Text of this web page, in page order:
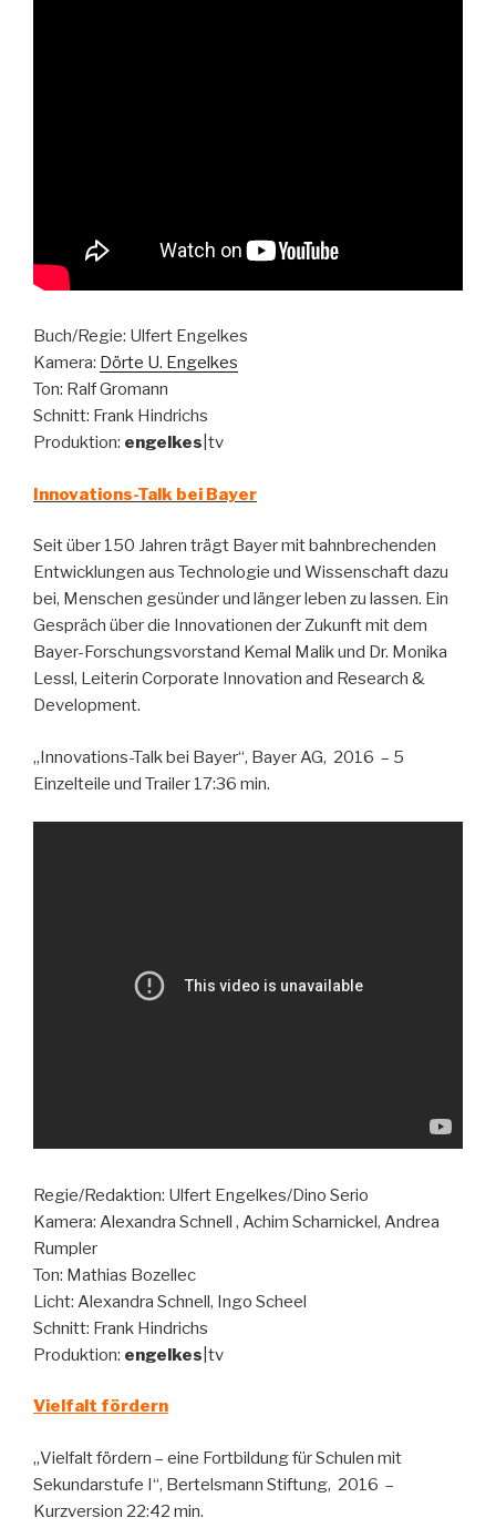
Buch/Regie: Ulfert Engelkes
Kamera: Dörte U. Engelkes
Ton: Ralf Gromann
Schnitt: Frank Hindrichs
Produktion: engelkes |tv
Innovations-Talk bei Bayer
Seit über 150 Jahren trägt Bayer mit bahnbrechenden
Entwicklungen aus Technologie und Wissenschaft dazu
bei, Menschen gesünder und länger leben zu lassen. Ein
Gespräch über die Innovationen der Zukunft mit dem
Bayer-Forschungsvorstand Kemal Malik und Dr. Monika
Lessl, Leiterin Corporate Innovation and Research &
Development.
„Innovations-Talk bei Bayer“, Bayer AG, 2016 – 5
Einzelteile und Trailer 17:36 min.
Regie/Redaktion: Ulfert Engelkes/Dino Serio
Kamera: Alexandra Schnell , Achim Scharnickel, Andrea
Rumpler
Ton: Mathias Bozellec
Licht: Alexandra Schnell, Ingo Scheel
Schnitt: Frank Hindrichs
Produktion: engelkes |tv
Vielfalt fördern
„Vielfalt fördern – eine Fortbildung für Schulen mit
Sekundarstufe I“, Bertelsmann Stiftung, 2016 –
Kurzversion 22:42 min.